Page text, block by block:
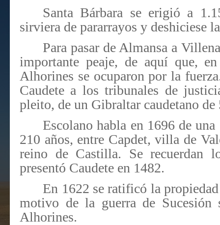
Santa Bárbara se erigió a
sirviera de pararrayos y deshiciese
Para pasar de Almansa a
importante peaje, de aquí que,
Alhorines se ocuparon por la
Caudete a los tribunales de
pleito, de un Gibraltar caudetano
Escolano habla en 1696 de
210 años, entre Capdet, villa de
reino de Castilla. Se recuerdan
presentó Caudete en 1482.
En 1622 se ratificó la
motivo de la guerra de
Alhorines.